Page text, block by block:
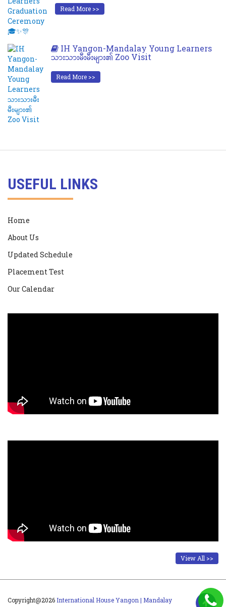
Read More >>
IH Yangon-Mandalay Young Learners
သားသားမီးမီးများ၏ Zoo Visit
Read More >>
USEFUL LINKS
Home
About Us
Updated Schedule
Placement Test
Our Calendar
View All >>
Copyright@2026 International House Yangon | Mandalay